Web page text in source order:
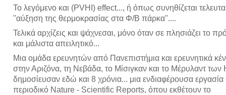
Το λεγόμενο και (PVHI) effect..., ή όπως συνηθίζεται
"αύξηση της θερμοκρασίας στα Φ/Β πάρκα"....
Τελικά αρχίζεις και ψάχνεσαι, μόνο όταν σε πλησιάζει το
και μάλιστα απειλητικό...
Μια ομάδα ερευνητών από Πανεπιστήμια και ερευνητικά
στην Αριζόνα, τη Νεβάδα, το Μίσιγκαν και το Μέρυλαντ
δημοσίευσαν εδώ και 8 χρόνια... μια ενδιαφέρουσα εργασία
περιοδικό Nature - Scientific Reports, όπου εκθέτουν το